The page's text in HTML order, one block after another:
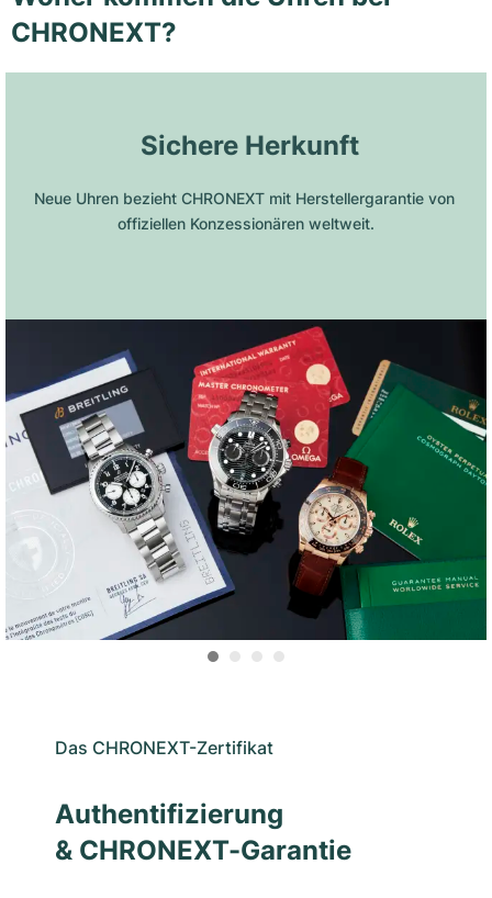
CHRONEXT?
Sichere Herkunft
Neue Uhren bezieht CHRONEXT mit Herstellergarantie von
offiziellen Konzessionären weltweit.
Das CHRONEXT-Zertifikat
Authentifizierung
& CHRONEXT-Garantie